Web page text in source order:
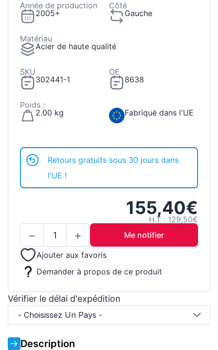
Année de production
2005+
Côté
Gauche
Matériau
Acier de haute qualité
SKU
302441-1
OE
8638
Poids :
2.00 kg
Fabriqué dans l'UE
Retours gratuits sous 30 jours dans
l'UE !
155,40€
H.T : 129,50€
Me notifier
Ajouter aux favoris
Demander à propos de ce produit
Vérifier le délai d'expédition
- Choisissez Un Pays -
Description